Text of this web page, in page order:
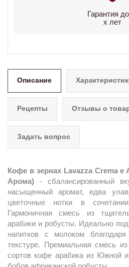
Гарантия
х лет
Описание
Рецепты Отзывы о
Задать вопрос
Кофе в зернах Lavazza Crema
Арома) - cбалансированный
насыщенный аромат, едва
цветочные нотки в
Гармоничная смесь из
арабики и робусты. Идеально
напитков с молоком
текстуре. Премиальная смесь
сортов кофе арабика из Южной